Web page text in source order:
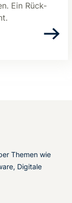
Ein Rück-
Themen wie
Digitale